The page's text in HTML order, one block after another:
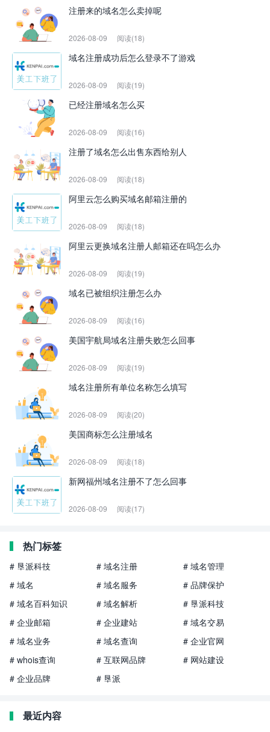
注册来的域名怎么卖掉呢
2026-08-09 阅读(18)
域名注册成功后怎么登录不了游戏
2026-08-09 阅读(19)
已经注册域名怎么买
2026-08-09 阅读(16)
注册了域名怎么出售东西给别人
2026-08-09 阅读(18)
阿里云怎么购买域名邮箱注册的
2026-08-09 阅读(18)
阿里云更换域名注册人邮箱还在吗怎么办
2026-08-09 阅读(19)
域名已被组织注册怎么办
2026-08-09 阅读(16)
美国宇航局域名注册失败怎么回事
2026-08-09 阅读(19)
域名注册所有单位名称怎么填写
2026-08-09 阅读(20)
美国商标怎么注册域名
2026-08-09 阅读(18)
新网福州域名注册不了怎么回事
2026-08-09 阅读(17)
热门标签
# 垦派科技 # 域名注册
# 域名管理
# 域名
# 域名服务
# 品牌保护
# 域名百科知识
# 域名解析
# 垦派科技
# 企业邮箱
# 企业建站
# 域名交易
# 域名业务
# 域名查询
# 企业官网
# whois查询
# 互联网品牌
# 网站建设
# 企业品牌
# 垦派
最近内容